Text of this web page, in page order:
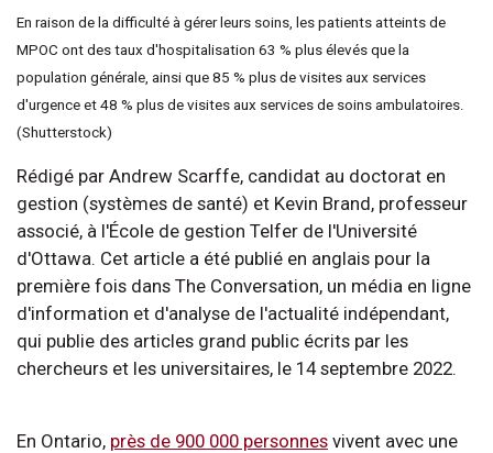
En raison de la difficulté à gérer leurs soins, les patients atteints de
MPOC ont des taux d'hospitalisation 63 % plus élevés que la
population générale, ainsi que 85 % plus de visites aux services
d'urgence et 48 % plus de visites aux services de soins ambulatoires.
(Shutterstock)
Rédigé par Andrew Scarffe, candidat au doctorat en
gestion (systèmes de santé) et Kevin Brand, professeur
associé, à l'École de gestion Telfer de l'Université
d'Ottawa. Cet article a été publié en anglais pour la
première fois dans The Conversation, un média en ligne
d'information et d'analyse de l'actualité indépendant,
qui publie des articles grand public écrits par les
chercheurs et les universitaires, le 14 septembre 2022.
En Ontario, près de 900 000 personnes vivent avec une